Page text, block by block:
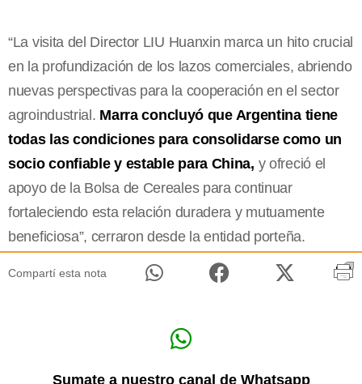
“La visita del Director LIU Huanxin marca un hito crucial
en la profundización de los lazos comerciales, abriendo
nuevas perspectivas para la cooperación en el sector
agroindustrial. Marra concluyó que Argentina tiene
todas las condiciones para consolidarse como un
socio confiable y estable para China, y ofreció el
apoyo de la Bolsa de Cereales para continuar
fortaleciendo esta relación duradera y mutuamente
beneficiosa”, cerraron desde la entidad porteña.
Compartí esta nota
Sumate a nuestro canal de Whatsapp